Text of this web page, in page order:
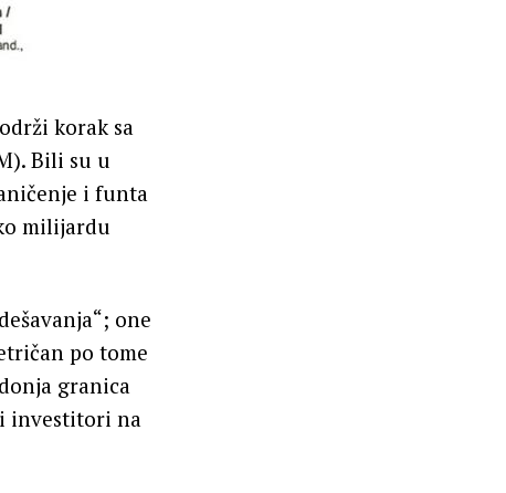
korak sa
Bili su u
i funta
milijardu
one
po tome
granica
investitori na